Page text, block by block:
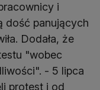
i
dość panujących
Dodała, że
"wobec
- 5 lipca
protest i od